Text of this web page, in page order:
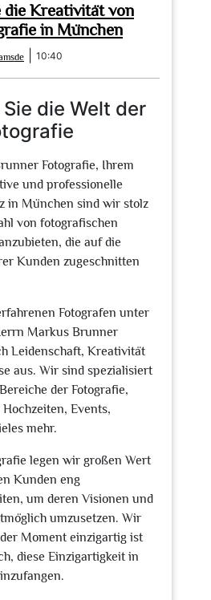
die Kreativität von
in München
erwinadamsde
10:40
die Welt der
Fotografie, Ihrem
und professionelle
in München sind wir stolz
von fotografischen
die auf die
Kunden zugeschnitten
Fotografen unter
Markus Brunner
Leidenschaft, Kreativität
aus. Wir sind spezialisiert
der Fotografie,
Events,
mehr.
legen wir großen Wert
Kunden eng
um deren Visionen und
umzusetzen. Wir
Moment einzigartig ist
diese Einzigartigkeit in